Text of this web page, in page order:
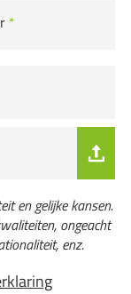
*
en gelijke kansen.
ongeacht
enz.